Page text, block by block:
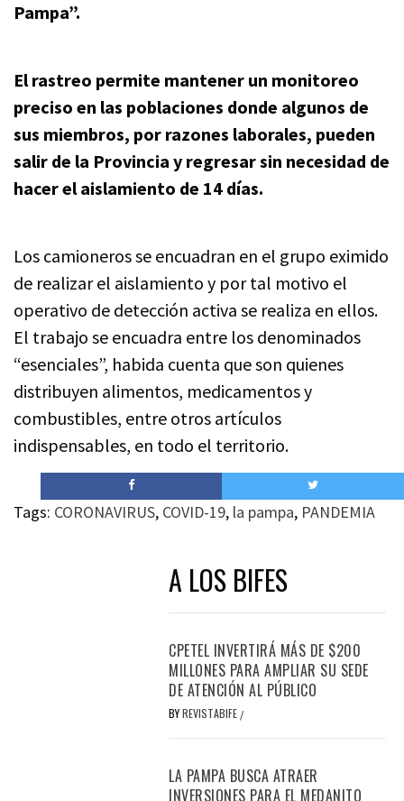
Pampa”.
El rastreo permite mantener un monitoreo
preciso en las poblaciones donde algunos de
sus miembros, por razones laborales, pueden
salir de la Provincia y regresar sin necesidad de
hacer el aislamiento de 14 días.
Los camioneros se encuadran en el grupo eximido
de realizar el aislamiento y por tal motivo el
operativo de detección activa se realiza en ellos.
El trabajo se encuadra entre los denominados
“esenciales”, habida cuenta que son quienes
distribuyen alimentos, medicamentos y
combustibles, entre otros artículos
indispensables, en todo el territorio.
Tags: CORONAVIRUS, COVID-19, la pampa, PANDEMIA
A LOS BIFES
CPETEL INVERTIRÁ MÁS DE $200
MILLONES PARA AMPLIAR SU SEDE
DE ATENCIÓN AL PÚBLICO
BYREVISTABIFE /
LA PAMPA BUSCA ATRAER
INVERSIONES PARA EL MEDANITO